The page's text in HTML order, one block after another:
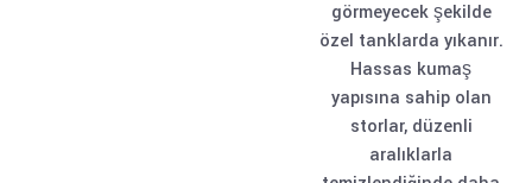
görmeyecek şekilde
özel tanklarda yıkanır.
Hassas kumaş
yapısına sahip olan
storlar, düzenli
aralıklarla